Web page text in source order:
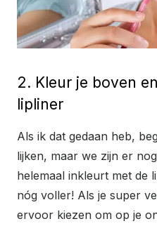
2. Kleur je boven
lipliner
Als ik dat gedaan heb,
lijken, maar we zijn er
helemaal inkleurt met de
nóg voller! Als je super
ervoor kiezen om op je